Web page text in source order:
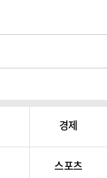
경제
스포츠